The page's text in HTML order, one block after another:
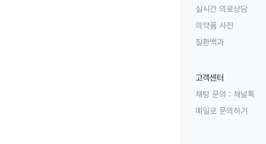
실시간 의료상담
의약품 사전
질환백과
고객센터
채팅 문의 : 채널톡
메일로 문의하기